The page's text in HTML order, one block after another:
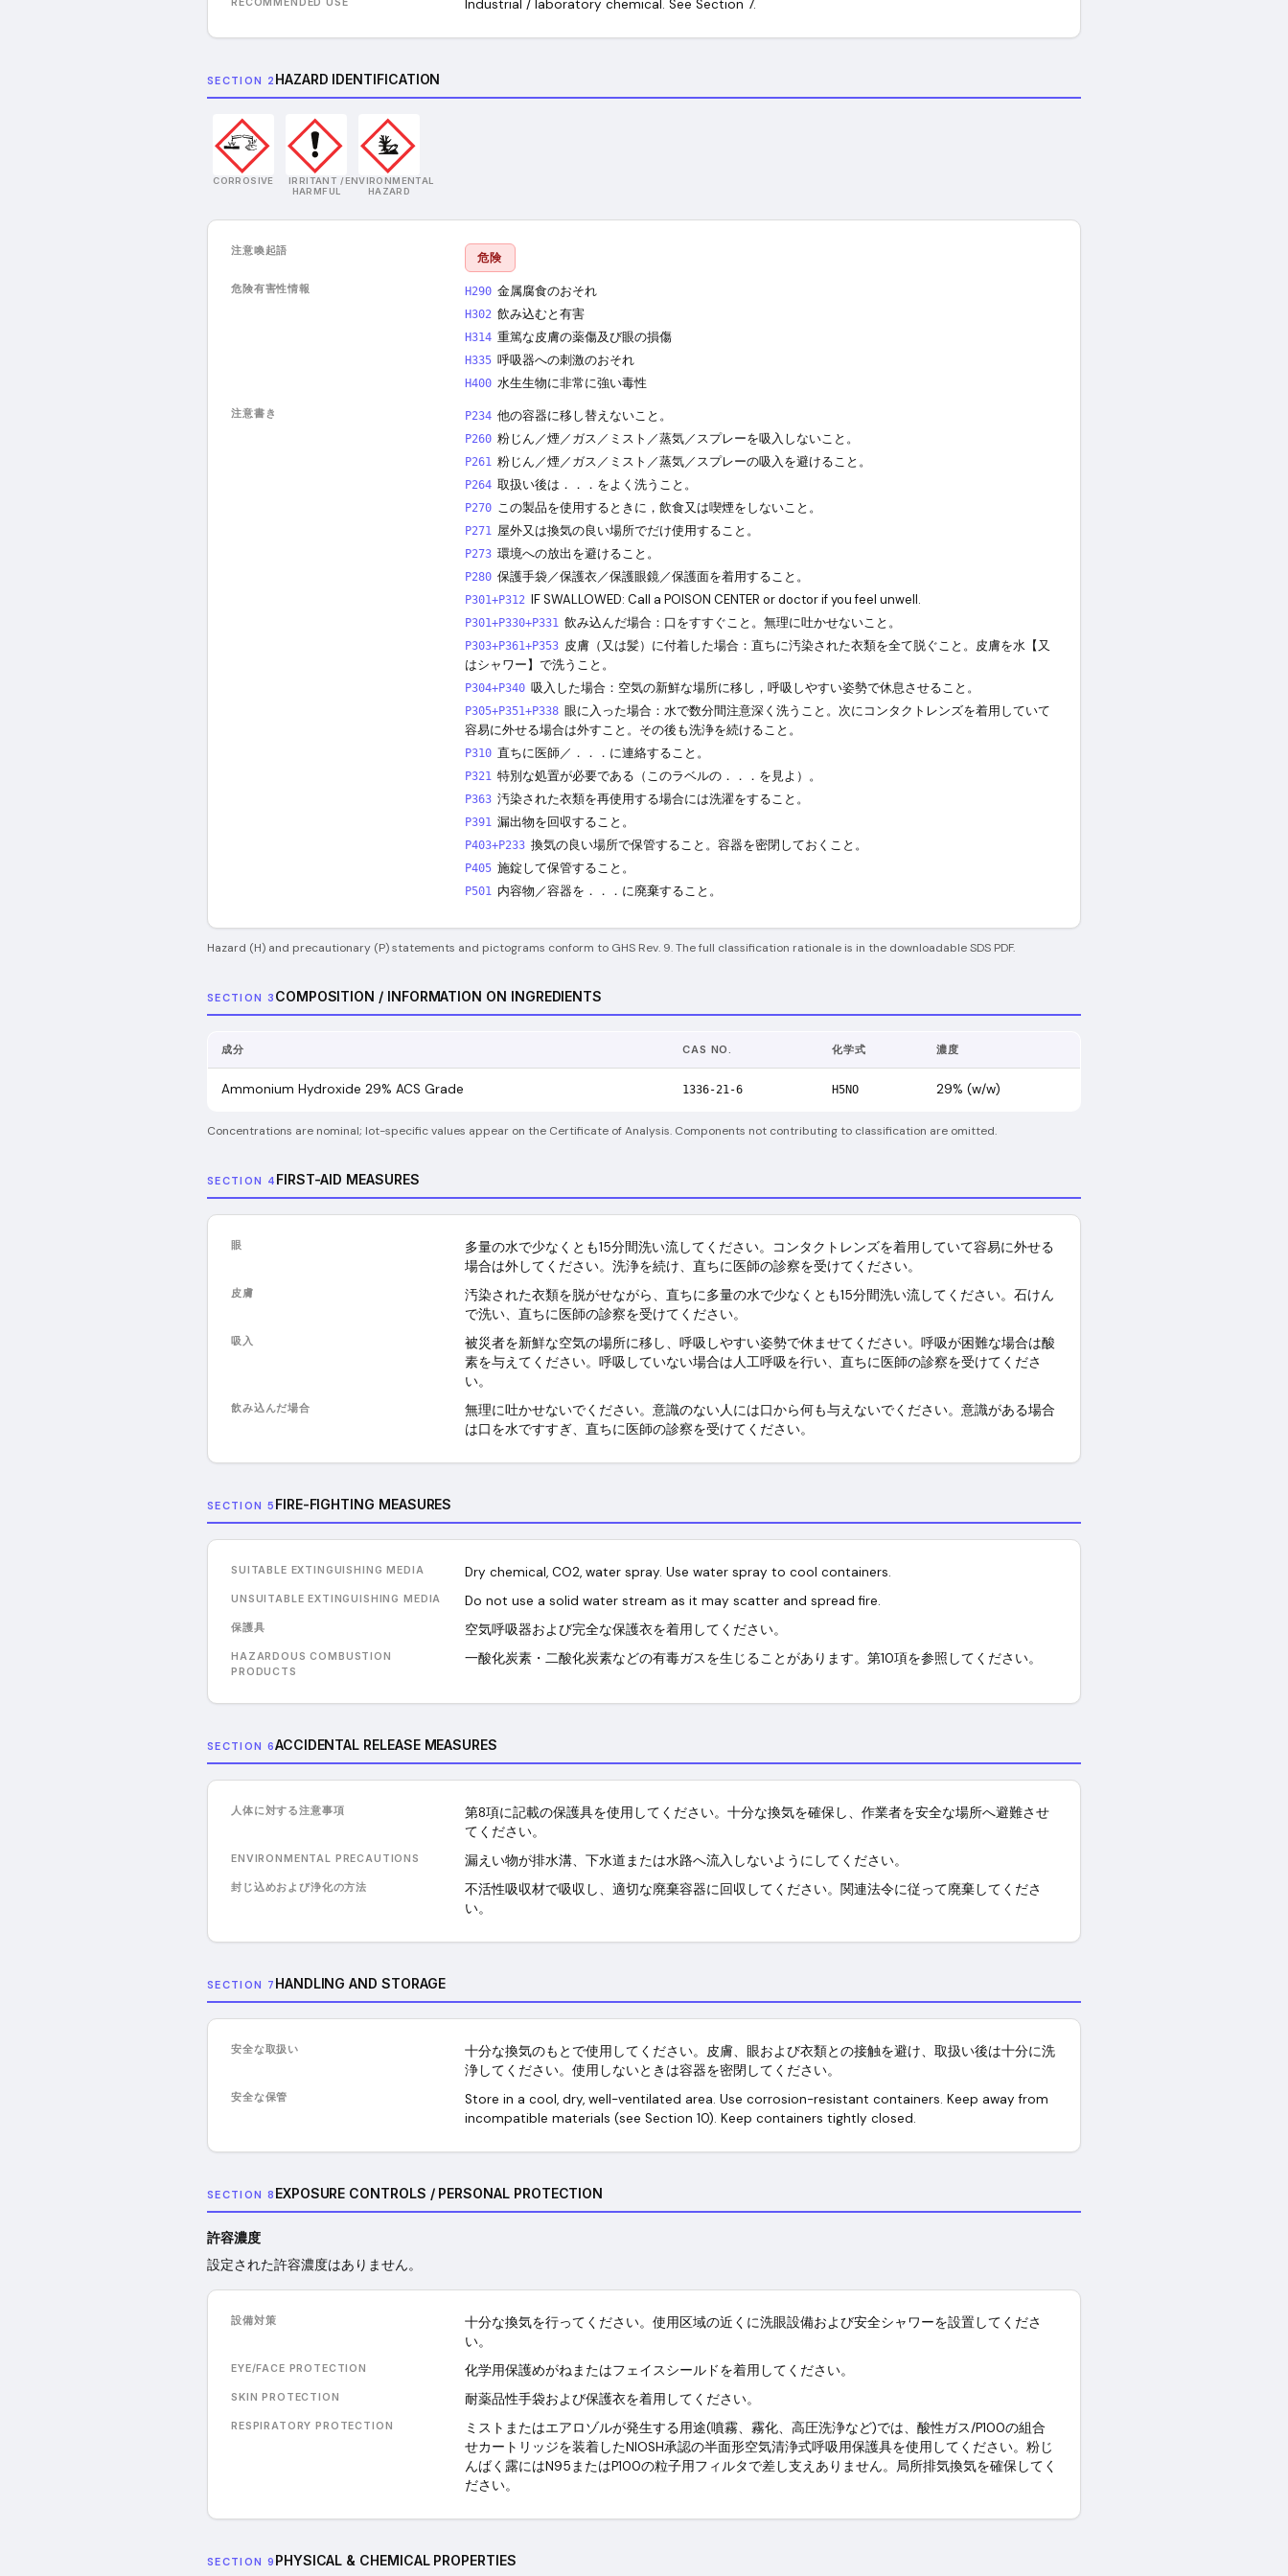
Industrial / laboratory chemical. See Section 7.
SECTION 2 HAZARD IDENTIFICATION
CORROSIVE
IRRITANT /
HARMFUL
ENVIRONMENTAL
HAZARD
注意喚起語 危険
危険有害性情報 H290 金属腐食のおそれ
H302 飲み込むと有害
H314 重篤な皮膚の薬傷及び眼の損傷
H335 呼吸器への刺激のおそれ
H400 水生生物に非常に強い毒性
注意書き P234 他の容器に移し替えないこと。
P260 粉じん／煙／ガス／ミスト／蒸気／スプレーを吸入しないこと。
P261 粉じん／煙／ガス／ミスト／蒸気／スプレーの吸入を避けること。
P264 取扱い後は．．．をよく洗うこと。
P270 この製品を使用するときに，飲食又は喫煙をしないこと。
P271 屋外又は換気の良い場所でだけ使用すること。
P273 環境への放出を避けること。
P280 保護手袋／保護衣／保護眼鏡／保護面を着用すること。
P301+P312 IF SWALLOWED: Call a POISON CENTER or doctor if you feel unwell.
P301+P330+P331 飲み込んだ場合：口をすすぐこと。無理に吐かせないこと。
P303+P361+P353 皮膚（又は髪）に付着した場合：直ちに汚染された衣類を全て脱ぐこと。皮膚を水【又
はシャワー】で洗うこと。
P304+P340 吸入した場合：空気の新鮮な場所に移し，呼吸しやすい姿勢で休息させること。
P305+P351+P338 眼に入った場合：水で数分間注意深く洗うこと。次にコンタクトレンズを着用していて
容易に外せる場合は外すこと。その後も洗浄を続けること。
P310 直ちに医師／．．．に連絡すること。
P321 特別な処置が必要である（このラベルの．．．を見よ）。
P363 汚染された衣類を再使用する場合には洗濯をすること。
P391 漏出物を回収すること。
P403+P233 換気の良い場所で保管すること。容器を密閉しておくこと。
P405 施錠して保管すること。
P501 内容物／容器を．．．に廃棄すること。
Hazard (H) and precautionary (P) statements and pictograms conform to GHS Rev. 9. The full classification rationale is in the downloadable SDS PDF.
SECTION 3 COMPOSITION / INFORMATION ON INGREDIENTS
成分 CAS NO. 化学式 濃度
Ammonium Hydroxide 29% ACS Grade 1336-21-6 H5NO 29% (w/w)
Concentrations are nominal; lot-specific values appear on the Certificate of Analysis. Components not contributing to classification are omitted.
SECTION 4 FIRST-AID MEASURES
眼
多量の水で少なくとも15分間洗い流してください。コンタクトレンズを着用していて容易に外せる
場合は外してください。洗浄を続け、直ちに医師の診察を受けてください。
皮膚
汚染された衣類を脱がせながら、直ちに多量の水で少なくとも15分間洗い流してください。石けん
で洗い、直ちに医師の診察を受けてください。
吸入
被災者を新鮮な空気の場所に移し、呼吸しやすい姿勢で休ませてください。呼吸が困難な場合は酸
素を与えてください。呼吸していない場合は人工呼吸を行い、直ちに医師の診察を受けてくださ
い。
飲み込んだ場合
無理に吐かせないでください。意識のない人には口から何も与えないでください。意識がある場合
は口を水ですすぎ、直ちに医師の診察を受けてください。
SECTION 5 FIRE-FIGHTING MEASURES
SUITABLE EXTINGUISHING MEDIA Dry chemical, CO2, water spray. Use water spray to cool containers.
UNSUITABLE EXTINGUISHING MEDIA Do not use a solid water stream as it may scatter and spread fire.
保護具 空気呼吸器および完全な保護衣を着用してください。
HAZARDOUS COMBUSTION
PRODUCTS
一酸化炭素・二酸化炭素などの有毒ガスを生じることがあります。第10項を参照してください。
SECTION 6ACCIDENTAL RELEASE MEASURES
人体に対する注意事項
第8項に記載の保護具を使用してください。十分な換気を確保し、作業者を安全な場所へ避難させ
てください。
ENVIRONMENTAL PRECAUTIONS 漏えい物が排水溝、下水道または水路へ流入しないようにしてください。
封じ込めおよび浄化の方法
不活性吸収材で吸収し、適切な廃棄容器に回収してください。関連法令に従って廃棄してくださ
い。
SECTION 7 HANDLING AND STORAGE
安全な取扱い
十分な換気のもとで使用してください。皮膚、眼および衣類との接触を避け、取扱い後は十分に洗
浄してください。使用しないときは容器を密閉してください。
安全な保管
Store in a cool, dry, well-ventilated area. Use corrosion-resistant containers. Keep away from
incompatible materials (see Section 10). Keep containers tightly closed.
SECTION 8 EXPOSURE CONTROLS / PERSONAL PROTECTION
許容濃度
設定された許容濃度はありません。
設備対策
十分な換気を行ってください。使用区域の近くに洗眼設備および安全シャワーを設置してくださ
い。
EYE/FACE PROTECTION 化学用保護めがねまたはフェイスシールドを着用してください。
SKIN PROTECTION 耐薬品性手袋および保護衣を着用してください。
RESPIRATORY PROTECTION
ミストまたはエアロゾルが発生する用途(噴霧、霧化、高圧洗浄など)では、酸性ガス/P100の組合
せカートリッジを装着したNIOSH承認の半面形空気清浄式呼吸用保護具を使用してください。粉じ
んばく露にはN95またはP100の粒子用フィルタで差し支えありません。局所排気換気を確保してく
ださい。
SECTION 9 PHYSICAL & CHEMICAL PROPERTIES